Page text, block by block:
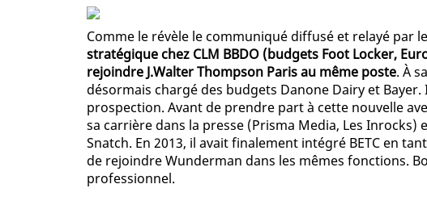
Comme le révèle le communiqué diffusé et relayé par
stratégique chez CLM BBDO (budgets Foot Locker,
rejoindre J.Walter Thompson Paris au même poste. À
désormais chargé des budgets Danone Dairy et
prospection. Avant de prendre part à cette nouvelle
sa carrière dans la presse (Prisma Media, Les
Snatch. En 2013, il avait finalement intégré BETC en
de rejoindre Wunderman dans les mêmes fonctions.
professionnel.